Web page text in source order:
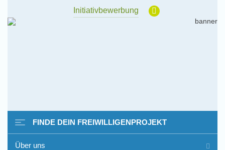
Initiativbewerbung
FINDE DEIN FREIWILLIGENPROJEKT
Über uns